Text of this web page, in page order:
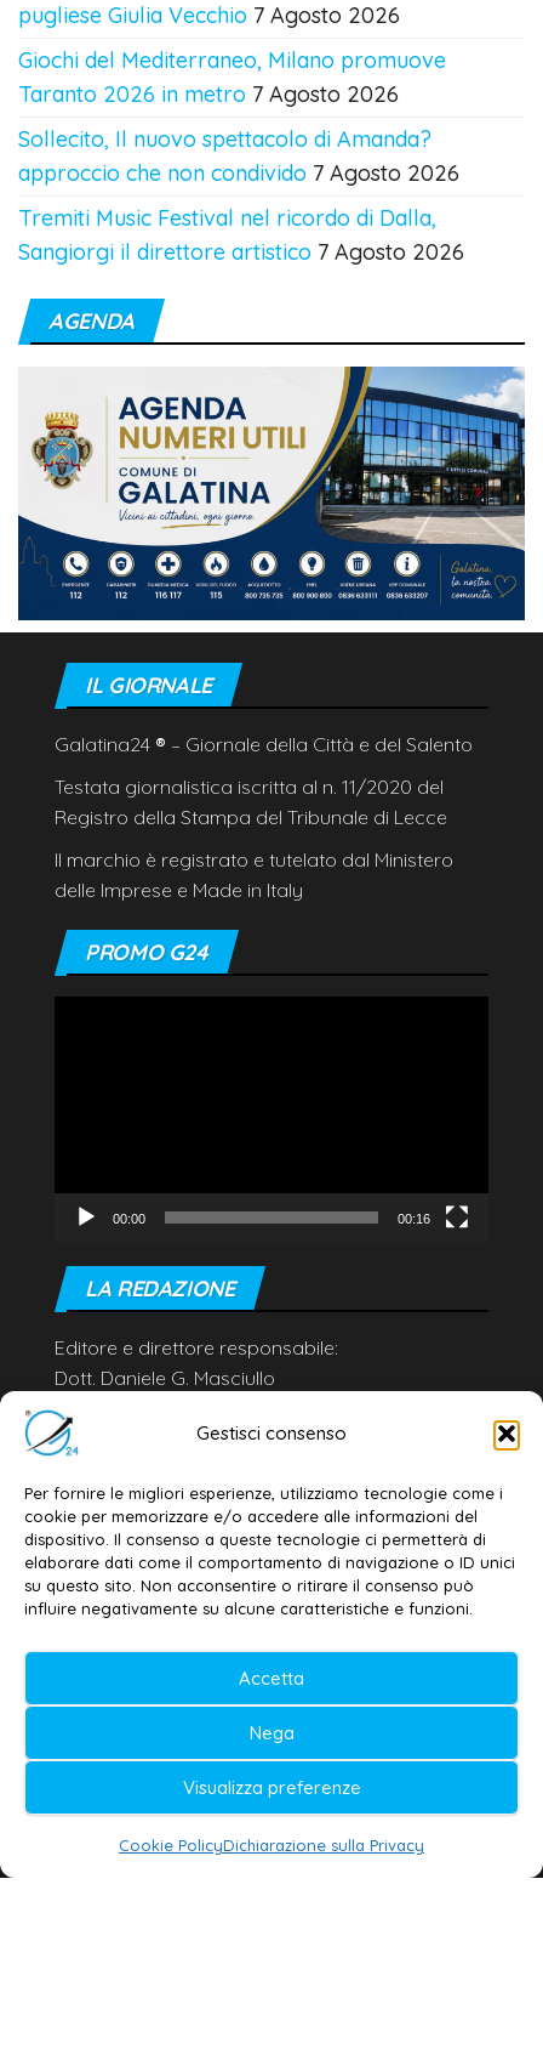
Gestisci consenso
Per fornire le migliori esperienze, utilizziamo tecnologie come i
cookie per memorizzare e/o accedere alle informazioni del
dispositivo. Il consenso a queste tecnologie ci permetterà di
elaborare dati come il comportamento di navigazione o ID unici
su questo sito. Non acconsentire o ritirare il consenso può
influire negativamente su alcune caratteristiche e funzioni.
Accetta
Nega
Visualizza preferenze
Cookie PolicyDichiarazione sulla Privacy
pugliese Giulia Vecchio 7 Agosto 2026
Giochi del Mediterraneo, Milano promuove
Taranto 2026 in metro 7 Agosto 2026
Sollecito, Il nuovo spettacolo di Amanda?
approccio che non condivido 7 Agosto 2026
Tremiti Music Festival nel ricordo di Dalla,
Sangiorgi il direttore artistico 7 Agosto 2026
AGENDA
IL GIORNALE
Galatina24 ® – Giornale della Città e del Salento
Testata giornalistica iscritta al n. 11/2020 del
Registro della Stampa del Tribunale di Lecce
Il marchio è registrato e tutelato dal Ministero
delle Imprese e Made in Italy
PROMO G24
00:00 00:16
LA REDAZIONE
Editore e direttore responsabile:
Dott. Daniele G. Masciullo
Email:
Contatti
Privacy policy–Cookie policy
© 2020-2026 | Galatina24 ®
Stampa Tribunale di Lecce
Editore e direttore responsabile:
Daniele G. Masciullo
Galatina24 è marchio registrato dal Ministero
delle Imprese